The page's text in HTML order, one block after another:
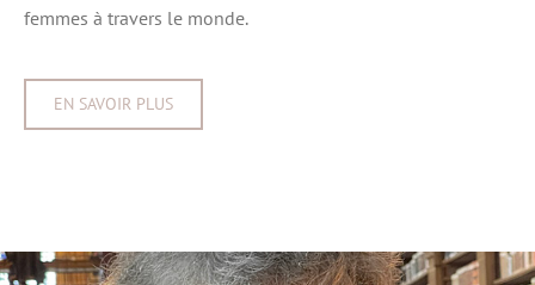
femmes à travers le monde.
EN SAVOIR PLUS